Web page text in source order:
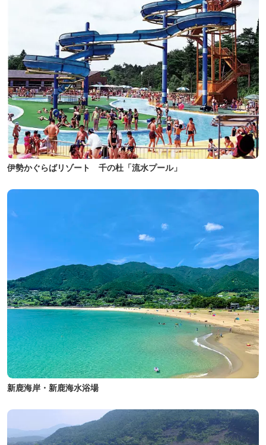
伊勢かぐらばリゾート 千の杜「流水プール」
新鹿海岸・新鹿海水浴場